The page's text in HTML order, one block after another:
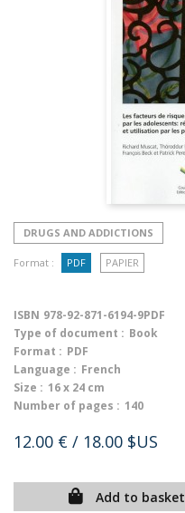
DRUGS AND ADDICTIONS
Format : PDF PAPIER
ISBN 978-92-871-6194-9PDF
Type of document : Book
Format : PDF
Language : French
Size : 16 x 24 cm
Number of pages : 140
12.00 € / 18.00 $US
Add to basket